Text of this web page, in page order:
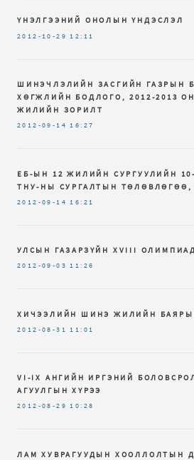
ҮНЭЛГЭЭНИЙ ОНОЛЫН ҮНДЭСЛЭЛ
2012-10-29 12:11
ШИНЭЧЛЭЛИЙН ЗАСГИЙН ГАЗРЫН
ХӨГЖЛИЙН БОДЛОГО, 2012-2013
ЖИЛИЙН ЗОРИЛТ
2012-09-14 16:27
ЕБ-ЫН 12 ЖИЛИЙН СУРГУУЛИЙН
ТНУ-НЫ СУРГАЛТЫН
2012-09-14 16:21
УЛСЫН ГАЗАРЗҮЙН XVIII
2012-09-03 11:26
ХИЧЭЭЛИЙН ШИНЭ ЖИЛИЙН
2012-08-31 11:01
VI-IX AНГИЙН ИРГЭНИЙ
АГУУЛГЫН ХҮРЭЭ
2012-08-29 10:28
ЛАМ ХУВРАГУУДЫН ХООЛЛОЛТЫН